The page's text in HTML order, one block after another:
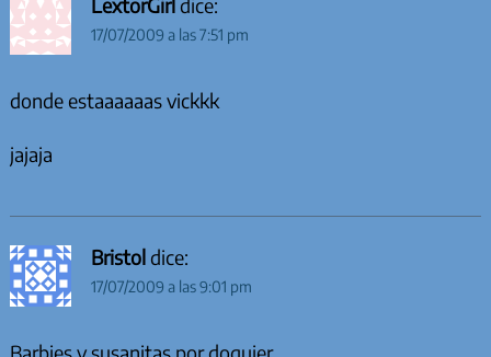
LextorGirl dice:
17/07/2009 a las 7:51 pm
donde estaaaaaas vickkk
jajaja
Bristol dice:
17/07/2009 a las 9:01 pm